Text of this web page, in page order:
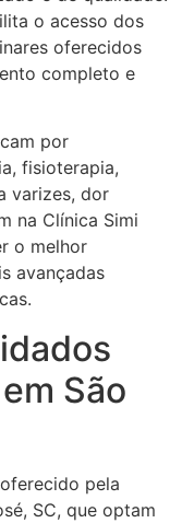
o acesso dos
oferecidos
completo e
por
fisioterapia,
varizes, dor
na Clínica Simi
o melhor
avançadas
São
pela
SC, que optam